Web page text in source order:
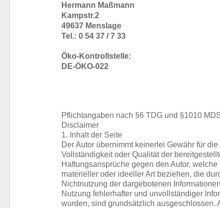
Hermann Maßmann
Kampstr.2
49637 Menslage
Tel.: 0 54 37 / 7 33
Öko-Kontrollstelle:
DE-ÖKO-022
Pflichtangaben nach §6 TDG und §1010
Disclaimer
1. Inhalt der Seite
Der Autor übernimmt keinerlei Gewähr für
Vollständigkeit oder Qualität der
Haftungsansprüche gegen den Autor,
materieller oder ideeller Art beziehen, die
Nichtnutzung der dargebotenen
Nutzung fehlerhafter und unvollständiger
wurden, sind grundsätzlich ausgeschlossen.